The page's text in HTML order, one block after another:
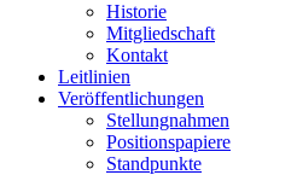
Historie
Mitgliedschaft
Kontakt
Leitlinien
Veröffentlichungen
Stellungnahmen
Positionspapiere
Standpunkte